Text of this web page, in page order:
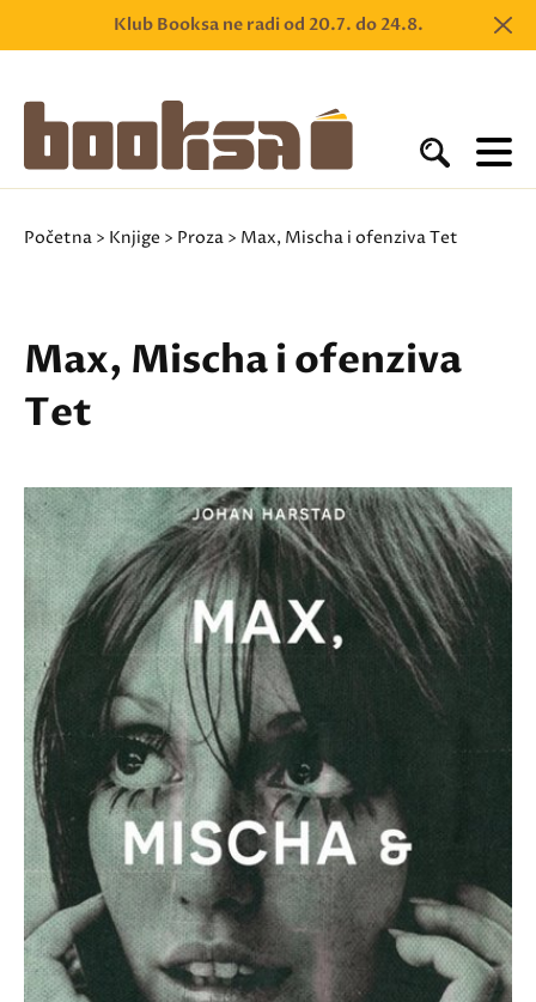
Klub Booksa ne radi od 20.7. do 24.8.
Početna > Knjige > Proza > Max, Mischa i ofenziva Tet
Max, Mischa i ofenziva
Tet